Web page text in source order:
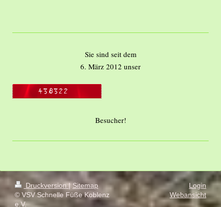
Sie sind seit dem
6. März 2012 unser
Besucher!
Druckversion| Sitemap
© VSV Schnelle Füße Koblenz
e.V.
Login
Webansicht